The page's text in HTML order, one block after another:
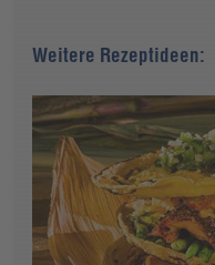
Weitere Rezeptideen: